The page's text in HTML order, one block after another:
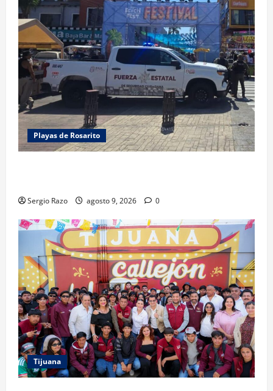
Playas de Rosarito
Sergio Razo agosto 9, 2026 0
Tijuana